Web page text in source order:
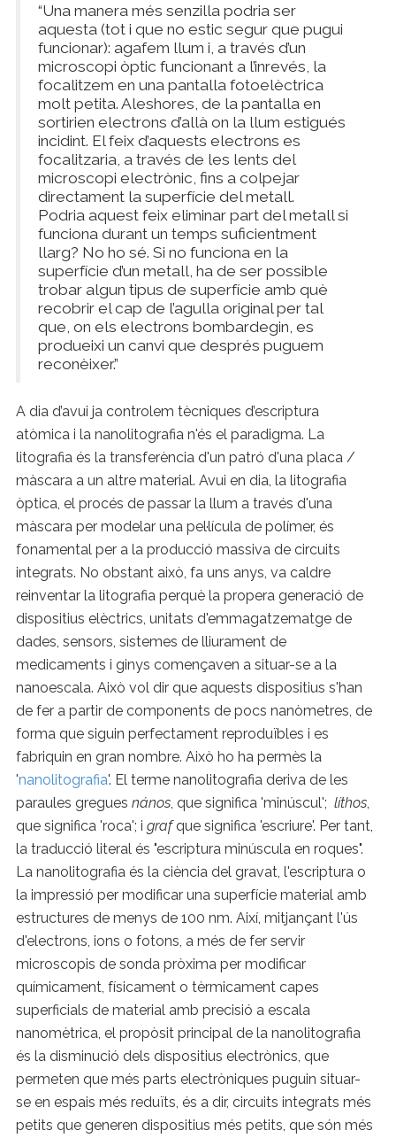
“Una manera més senzilla podria ser
aquesta (tot i que no estic segur que pugui
funcionar): agafem llum i, a través d’un
microscopi òptic funcionant a l’inrevés, la
focalitzem en una pantalla fotoelèctrica
molt petita. Aleshores, de la pantalla en
sortirien electrons d’allà on la llum estigués
incidint. El feix d’aquests electrons es
focalitzaria, a través de les lents del
microscopi electrònic, fins a colpejar
directament la superfície del metall.
Podria aquest feix eliminar part del metall si
funciona durant un temps suficientment
llarg? No ho sé. Si no funciona en la
superfície d’un metall, ha de ser possible
trobar algun tipus de superfície amb què
recobrir el cap de l’agulla original per tal
que, on els electrons bombardegin, es
produeixi un canvi que després puguem
reconèixer.”
A dia d’avui ja controlem tècniques d’escriptura
atòmica i la nanolitografia n'és el paradigma. La
litografia és la transferència d'un patró d'una placa /
màscara a un altre material. Avui en dia, la litografia
òptica, el procés de passar la llum a través d'una
màscara per modelar una pel·lícula de polímer, és
fonamental per a la producció massiva de circuits
integrats. No obstant això, fa uns anys, va caldre
reinventar la litografia perquè la propera generació de
dispositius elèctrics, unitats d'emmagatzematge de
dades, sensors, sistemes de lliurament de
medicaments i ginys començaven a situar-se a la
nanoescala. Això vol dir que aquests dispositius s'han
de fer a partir de components de pocs nanòmetres, de
forma que siguin perfectament reproduïbles i es
fabriquin en gran nombre. Això ho ha permès la
'nanolitografia'. El terme nanolitografia deriva de les
paraules gregues nános, que significa 'minúscul'; líthos,
que significa 'roca'; i grafque significa 'escriure'. Per tant,
la traducció literal és "escriptura minúscula en roques".
La nanolitografia és la ciència del gravat, l'escriptura o
la impressió per modificar una superfície material amb
estructures de menys de 100 nm. Així, mitjançant l'ús
d'electrons, ions o fotons, a més de fer servir
microscopis de sonda pròxima per modificar
químicament, físicament o tèrmicament capes
superficials de material amb precisió a escala
nanomètrica, el propòsit principal de la nanolitografia
és la disminució dels dispositius electrònics, que
permeten que més parts electròniques puguin situar-
se en espais més reduïts, és a dir, circuits integrats més
petits que generen dispositius més petits, que són més